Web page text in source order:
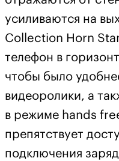
усиливаются на
Collection Horn
телефон в
чтобы было
видеоролики, а
в режиме hands
препятствует
подключения